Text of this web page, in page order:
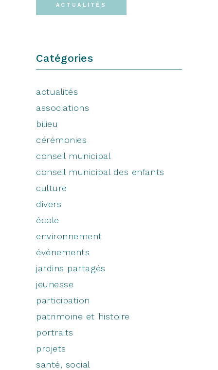
ACTUALITÉS
Catégories
actualités
associations
bilieu
cérémonies
conseil municipal
conseil municipal des enfants
culture
divers
école
environnement
événements
jardins partagés
jeunesse
participation
patrimoine et histoire
portraits
projets
santé, social